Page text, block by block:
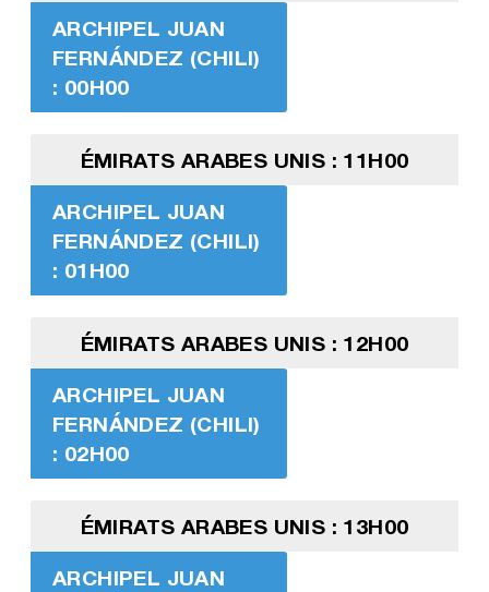
ARCHIPEL JUAN
FERNÁNDEZ (CHILI)
: 00H00
ÉMIRATS ARABES UNIS : 11H00
ARCHIPEL JUAN
FERNÁNDEZ (CHILI)
: 01H00
ÉMIRATS ARABES UNIS : 12H00
ARCHIPEL JUAN
FERNÁNDEZ (CHILI)
: 02H00
ÉMIRATS ARABES UNIS : 13H00
ARCHIPEL JUAN